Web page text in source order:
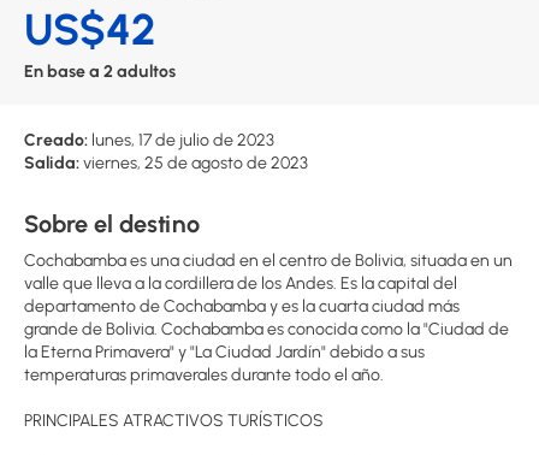
US$42
En base a 2 adultos
Creado: lunes, 17 de julio de 2023
Salida:viernes, 25 de agosto de 2023
Sobre el destino
Cochabamba es una ciudad en el centro de Bolivia, situada en un
valle que lleva a la cordillera de los Andes. Es la capital del
departamento de Cochabamba y es la cuarta ciudad más
grande de Bolivia. Cochabamba es conocida como la "Ciudad de
la Eterna Primavera" y "La Ciudad Jardín" debido a sus
temperaturas primaverales durante todo el año.
PRINCIPALES ATRACTIVOS TURÍSTICOS